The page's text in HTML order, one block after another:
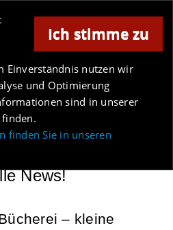
Ich stimme zu
Einverständnis nutzen wir
und Optimierung
sind in unserer
finden Sie in unseren
Anzeige
Menü
News!
– kleine